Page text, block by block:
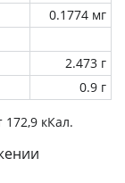
0.1774 мг
2.473 г
0.9 г
172,9 кКал.